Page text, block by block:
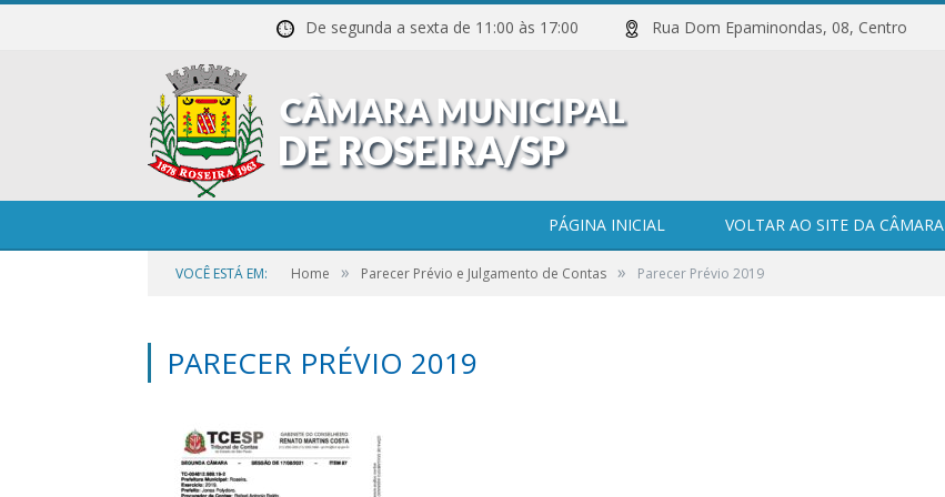
De segunda a sexta de 11:00 às 17:00 Rua Dom Epaminondas, 08, Centro
PÁGINA INICIAL VOLTAR AO SITE DA CÂMARA
VOCÊ ESTÁ EM: Home » Parecer Prévio e Julgamento de Contas » Parecer Prévio 2019
PARECER PRÉVIO 2019